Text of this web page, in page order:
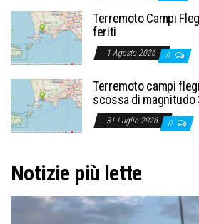
Terremoto Campi
feriti
1 Agosto 2026 0
Terremoto campi
scossa di magnitudo
31 Luglio 2026 0
Notizie più lette